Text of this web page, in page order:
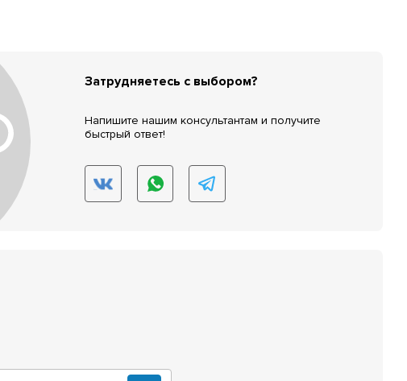
Затрудняетесь с выбором?
Напишите нашим консультантам и получите
быстрый ответ!